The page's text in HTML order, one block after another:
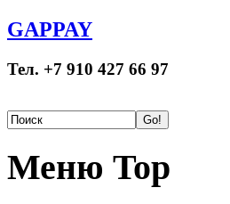
GAPPAY
Тел. +7 910 427 66 97
Меню Top